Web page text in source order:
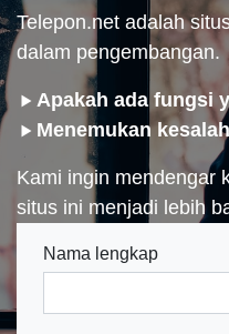
Telepon.net adalah
dalam pengembangan.
Apakah ada fungsi
Menemukan
Kami ingin mendengar
situs ini menjadi lebih
Nama lengkap